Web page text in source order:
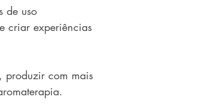
de uso
criar experiências
produzir com mais